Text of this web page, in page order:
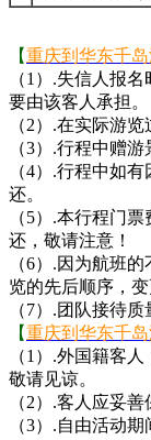
【重庆到华东千
（1）.失信人报
要由该客人承担。
（2）.在实际游
（3）.行程中赠
（4）.行程中如
还。
（5）.本行程门
还，敬请注意！
（6）.因为航班
览的先后顺序，
（7）.团队接待
【重庆到华东千
（1）.外国籍客
敬请见谅。
（2）.客人应妥
（3）.自由活动